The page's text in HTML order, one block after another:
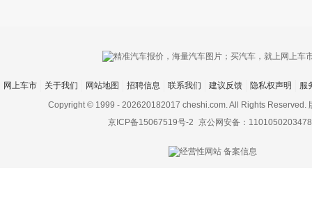
上传图片最多
网上车市 关于我们 网站地图 招聘信息 联系我们 建议反馈 隐私权声明
服
Copyright © 1999 - 202620182017 cheshi.com. All Rights Reserved.
京ICP备15067519号-2 京公网安备：